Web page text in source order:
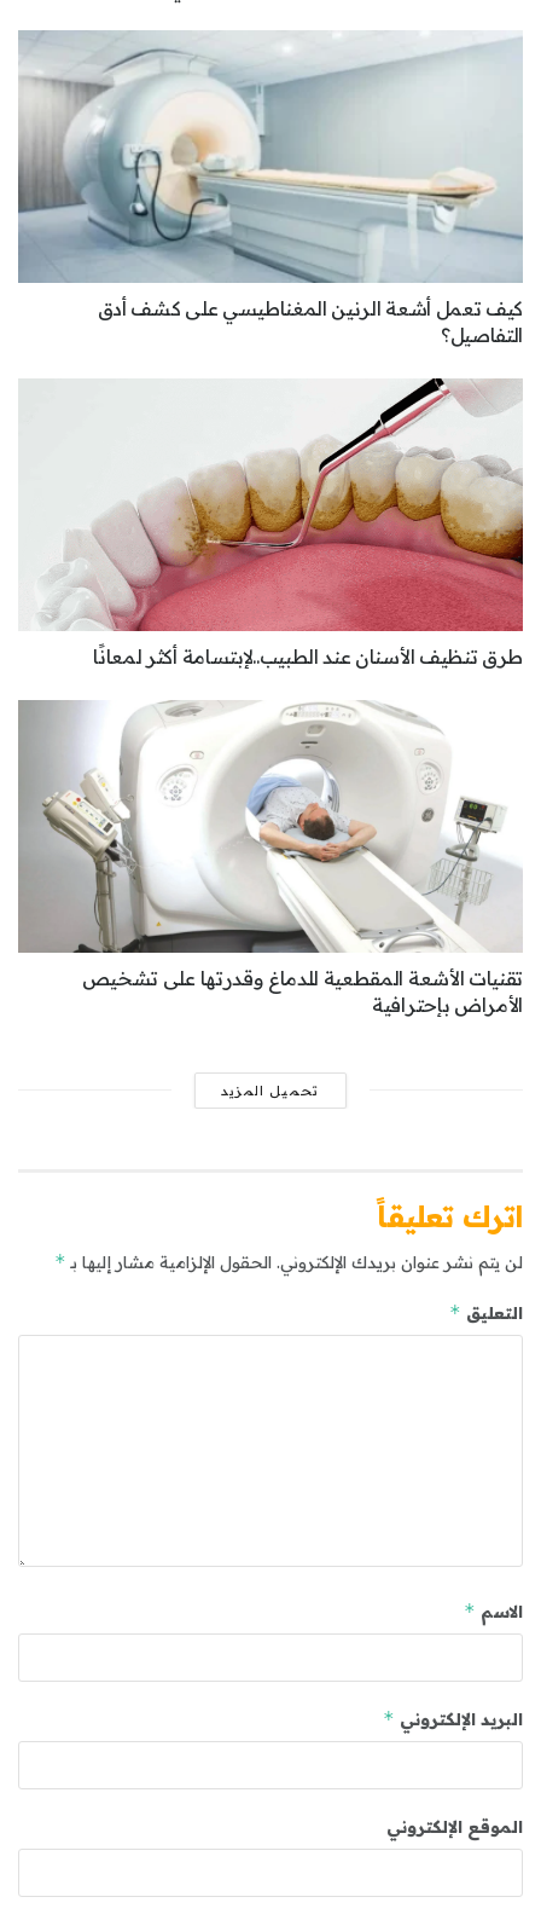
كيف تعمل أشعة الرنين المغناطيسي على كشف أدق
التفاصيل؟
طرق تنظيف الأسنان عند الطبيب..لإبتسامة أكثر لمعانًا
تقنيات الأشعة المقطعية للدماغ وقدرتها على تشخيص
الأمراض بإحترافية
تحميل المزيد
اترك تعليقاً
لن يتم نشر عنوان بريدك الإلكتروني. الحقول الإلزامية مشار إليها بـ *
التعليق *
الاسم *
البريد الإلكتروني *
الموقع الإلكتروني